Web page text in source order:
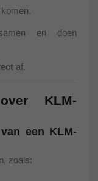
en doen
af.
KLM-
een KLM-
zoals: